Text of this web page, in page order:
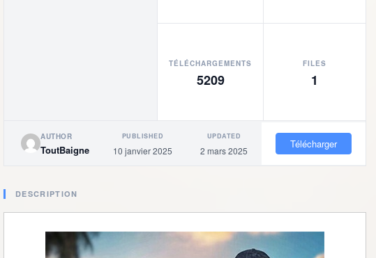
TÉLÉCHARGEMENTS
5209
FILES
1
AUTHOR
ToutBaigne
PUBLISHED
10 janvier 2025
UPDATED
2 mars 2025
Télécharger
DESCRIPTION